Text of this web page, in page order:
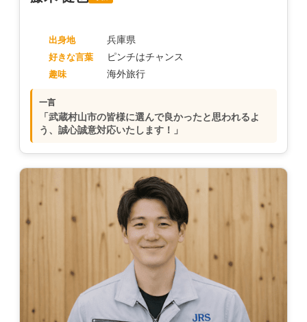
出身地 兵庫県
好きな言葉 ピンチはチャンス
趣味 海外旅行
一言
「武蔵村山市の皆様に選んで良かったと思われるよ
う、誠心誠意対応いたします！」